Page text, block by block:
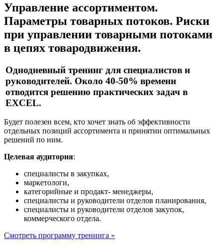
Управление ассортиментом.
Параметры товарных потоков. Риски
при управлении товарными потоками
в цепях товародвижения.
Однодневный тренинг для специалистов и
руководителей. Около 40-50% времени
отводится решению практических задач в
EXCEL.
Будет полезен всем, кто хочет знать об эффективности
отдельных позиций ассортимента и принятии оптимальных
решений по ним.
Целевая аудитория:
специалисты в закупках,
маркетологи,
категорийные и продакт- менеджеры,
специалисты и руководители отделов планирования,
специалисты и руководители отделов закупок,
коммерческого отдела.
Смотреть программу тренинга »